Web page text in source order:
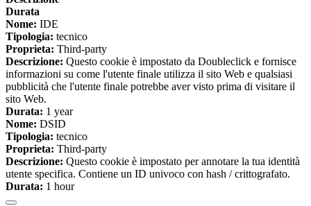
Durata
Nome: IDE
Tipologia: tecnico
Proprieta: Third-party
Descrizione: Questo cookie è impostato da Doubleclick e fornisce
informazioni su come l'utente finale utilizza il sito Web e qualsiasi
pubblicità che l'utente finale potrebbe aver visto prima di visitare il
sito Web.
Durata: 1 year
Nome: DSID
Tipologia: tecnico
Proprieta: Third-party
Descrizione: Questo cookie è impostato per annotare la tua identità
utente specifica. Contiene un ID univoco con hash / crittografato.
Durata: 1 hour